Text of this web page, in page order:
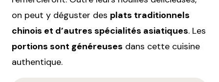
on peut y déguster des plats traditionnels
chinois et d’autres spécialités asiatiques. Les
portions sont généreuses dans cette cuisine
authentique.